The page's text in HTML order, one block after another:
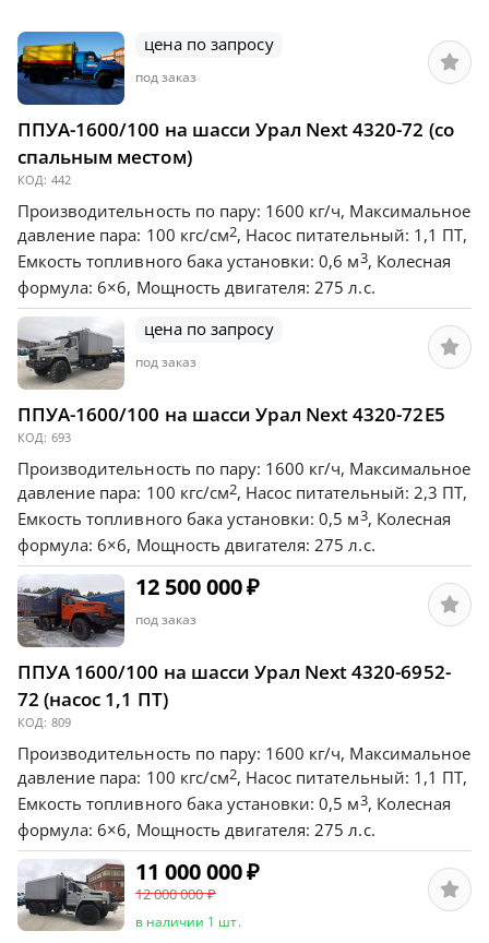
ППУА-1600/100 на шасси Урал Next 4320-72 (со
спальным местом)
КОД: 442
Производительность по пару: 1600 кг/ч, Максимальное
давление пара: 100 кгс/см2, Насос питательный: 1,1 ПТ,
Емкость топливного бака установки: 0,6 м3, Колесная
формула: 6×6, Мощность двигателя: 275 л.с.
цена по запросу
под заказ
ППУА-1600/100 на шасси Урал Next 4320-72Е5
КОД: 693
Производительность по пару: 1600 кг/ч, Максимальное
давление пара: 100 кгс/см2, Насос питательный: 2,3 ПТ,
Емкость топливного бака установки: 0,5 м3, Колесная
формула: 6×6, Мощность двигателя: 275 л.с.
цена по запросу
под заказ
ППУА 1600/100 на шасси Урал Next 4320-6952-
72 (насос 1,1 ПТ)
КОД: 809
Производительность по пару: 1600 кг/ч, Максимальное
давление пара: 100 кгс/см2, Насос питательный: 1,1 ПТ,
Емкость топливного бака установки: 0,5 м3, Колесная
формула: 6×6, Мощность двигателя: 275 л.с.
12 500 000₽
под заказ
11 000 000₽
12 000 000 ₽
в наличии 1 шт.